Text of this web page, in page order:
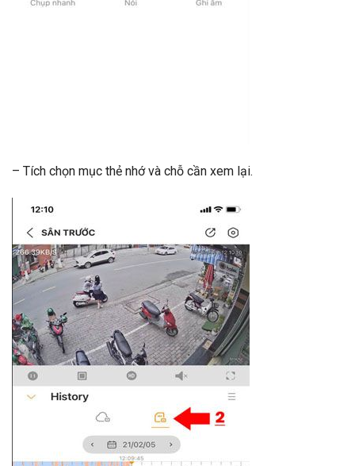
– Tích chọn mục thẻ nhớ và chỗ cần xem lại.